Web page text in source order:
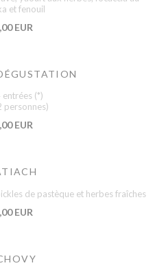
et fenouil
EUR
entrées (*)
personnes)
EUR
de pastèque et herbes fraîches
EUR